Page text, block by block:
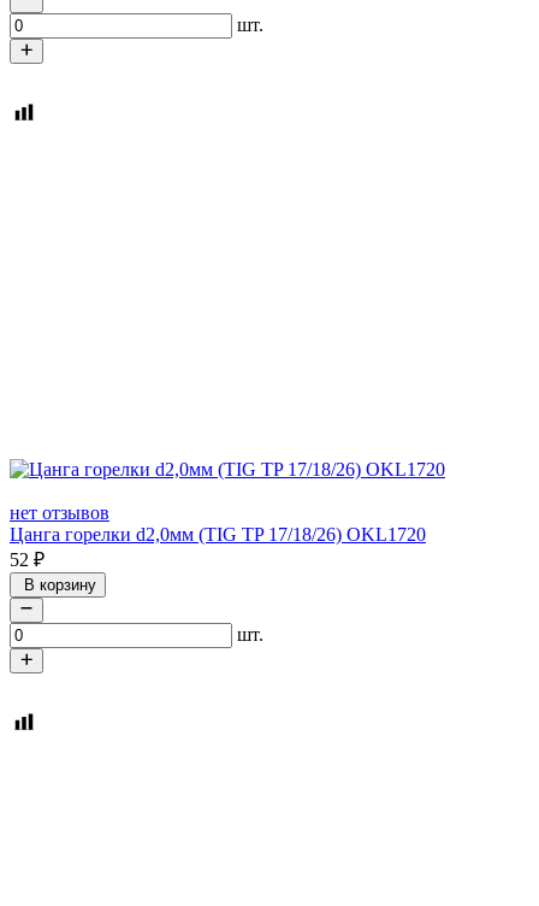
шт.
нет отзывов
Цанга горелки d2,0мм (TIG TP 17/18/26) OKL1720
52 ₽
В корзину
шт.